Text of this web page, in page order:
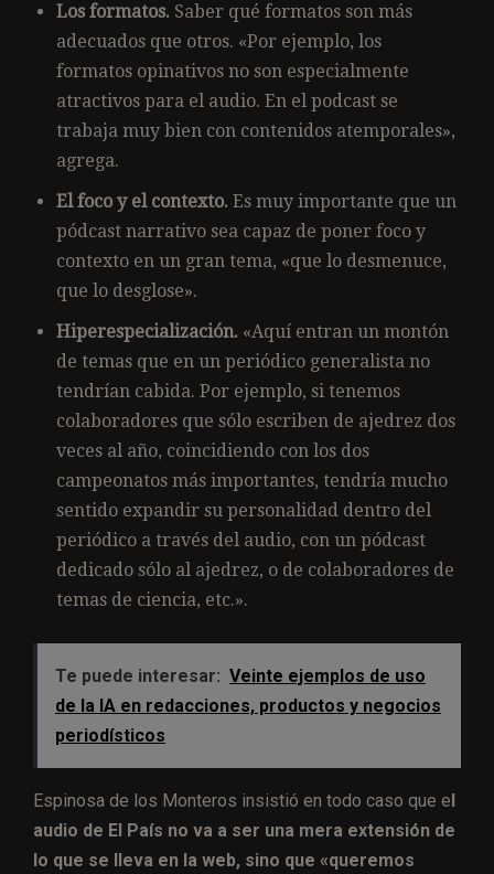
Los formatos. Saber qué formatos son más
adecuados que otros. «Por ejemplo, los
formatos opinativos no son especialmente
atractivos para el audio. En el podcast se
trabaja muy bien con contenidos atemporales»,
agrega.
El foco y el contexto. Es muy importante que un
pódcast narrativo sea capaz de poner foco y
contexto en un gran tema, «que lo desmenuce,
que lo desglose».
Hiperespecialización. «Aquí entran un montón
de temas que en un periódico generalista no
tendrían cabida. Por ejemplo, si tenemos
colaboradores que sólo escriben de ajedrez dos
veces al año, coincidiendo con los dos
campeonatos más importantes, tendría mucho
sentido expandir su personalidad dentro del
periódico a través del audio, con un pódcast
dedicado sólo al ajedrez, o de colaboradores de
temas de ciencia, etc.».
Te puede interesar: Veinte ejemplos de uso
de la IA en redacciones, productos y negocios
periodísticos
Espinosa de los Monteros insistió en todo caso que e
audio de El País no va a ser una mera extensión de
lo que se lleva en la web, sino que «queremos